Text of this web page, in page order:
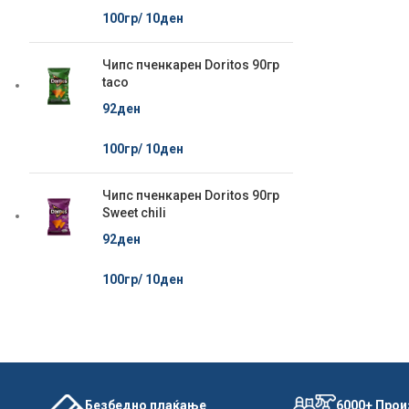
100гр/ 10ден
Чипс пченкарен Doritos 90гр
taco
92ден
100гр/ 10ден
Чипс пченкарен Doritos 90гр
Sweet chili
92ден
100гр/ 10ден
Безбедно плаќање 6000+